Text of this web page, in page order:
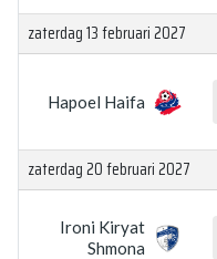
zaterdag 13 februari 2027
Hapoel Haifa
zaterdag 20 februari 2027
Ironi Kiryat
Shmona